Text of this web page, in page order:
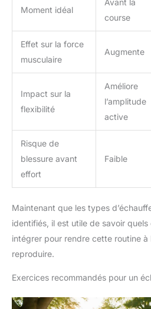
Moment idéal
Avant la
course
Effet sur la force
musculaire
Augmente
Impact sur la
flexibilité
Améliore
l’amplitude
active
Risque de
blessure avant
effort
Faible
Maintenant que les types
identifiés, il est utile de savoir
intégrer pour rendre cette routine
reproduire.
Exercices recommandés pour un